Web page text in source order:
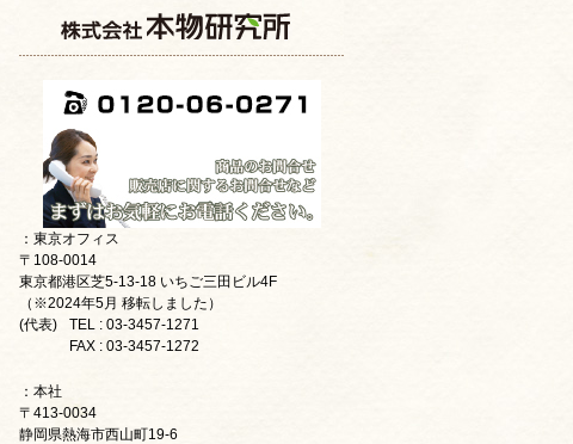
：東京オフィス
〒108-0014
東京都港区芝5-13-18 いちご三田ビル4F
（※2024年5月 移転しました）
(代表)
TEL : 03-3457-1271
FAX : 03-3457-1272
：本社
〒413-0034
静岡県熱海市西山町19-6